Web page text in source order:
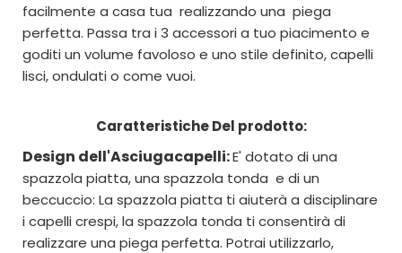
facilmente a casa tua realizzando una piega
perfetta. Passa tra i 3 accessori a tuo piacimento e
goditi un volume favoloso e uno stile definito, capelli
lisci, ondulati o come vuoi.
Caratteristiche Del prodotto:
Design dell'Asciugacapelli:E' dotato di una
spazzola piatta, una spazzola tonda e di un
beccuccio: La spazzola piatta ti aiuterà a disciplinare
i capelli crespi, la spazzola tonda ti consentirà di
realizzare una piega perfetta. Potrai utilizzarlo,